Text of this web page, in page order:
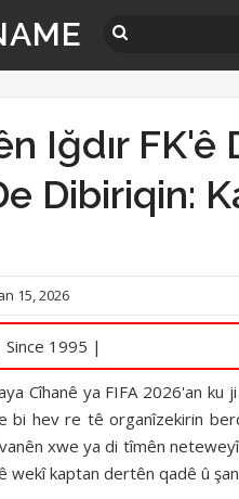
Iğdır FK'ê
Dibiriqin:
15, 2026
1995 |
Cîhanê ya FIFA 2026'an
bi hev re tê organîzekirin
xwe ya di tîmên
wekî kaptan dertên qadê û